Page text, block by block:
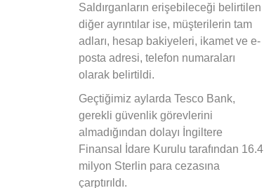
Saldırganların erişebileceği belirtilen
diğer ayrıntılar ise, müşterilerin tam
adları, hesap bakiyeleri, ikamet ve e-
posta adresi, telefon numaraları
olarak belirtildi.
Geçtiğimiz aylarda Tesco Bank,
gerekli güvenlik görevlerini
almadığından dolayı İngiltere
Finansal İdare Kurulu tarafından 16.4
milyon Sterlin para cezasına
çarptırıldı.